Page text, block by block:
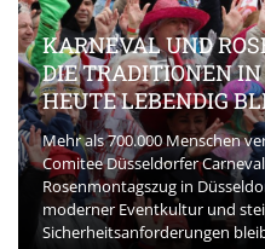
KARNEVAL UND
DIE TRADITIONEN IN
HEUTE LEBENDIG
Mehr als 700.000 Menschen
Comitee Düsseldorfer
Rosenmontagszug in
moderner Eventkultur und
Sicherheitsanforderungen